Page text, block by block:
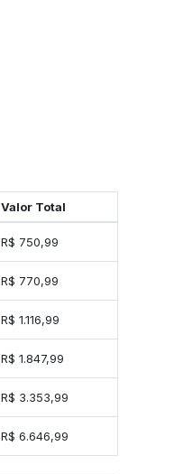
Valor Total
R$ 750,99
R$ 770,99
R$ 1.116,99
R$ 1.847,99
R$ 3.353,99
R$ 6.646,99